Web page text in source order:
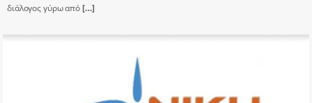
διάλογος γύρω από[…]